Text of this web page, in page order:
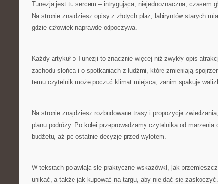
Tunezja jest tu sercem – intrygująca, niejednoznaczna, czasem
Na stronie znajdziesz opisy z złotych plaż, labiryntów starych
gdzie człowiek naprawdę odpoczywa.
Każdy artykuł o Tunezji to znacznie więcej niż zwykły opis
zachodu słońca i o spotkaniach z ludźmi, które zmieniają
temu czytelnik może poczuć klimat miejsca, zanim spakuje
Na stronie znajdziesz rozbudowane trasy i propozycje
planu podróży. Po kolei przeprowadzamy czytelnika od marzenia
budżetu, aż po ostatnie decyzje przed wylotem.
W tekstach pojawiają się praktyczne wskazówki, jak
unikać, a także jak kupować na targu, aby nie dać się